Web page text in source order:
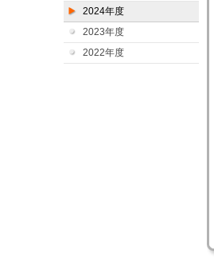
2024年度
2023年度
2022年度